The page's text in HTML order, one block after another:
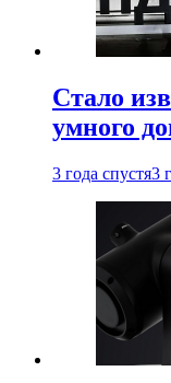
Стало
умного
3 года спустя3